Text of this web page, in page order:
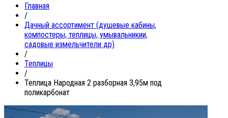
Главная
/
Дачный ассортимент (душевые кабины,
компостеры, теплицы, умывальникии,
садовые измельчители др)
/
Теплицы
/
Теплица Народная 2 разборная 3,95м под
поликарбонат